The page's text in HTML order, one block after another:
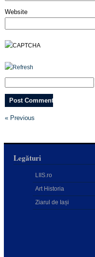
Website
« Previous
Legături
LIIS.ro
Art Historia
Ziarul de Iași